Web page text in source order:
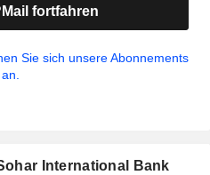
fortfahren
Sie sich unsere Abonnements
an.
International Bank